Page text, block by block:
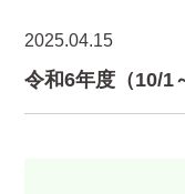
2025.04.15
令和6年度（10/1